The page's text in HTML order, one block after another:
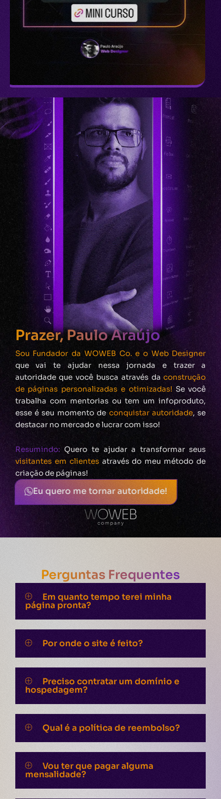
Prazer, Paulo Araújo
Sou Fundador da WOWEB Co. e o Web Designer
que vai te ajudar nessa jornada e trazer a
autoridade que você busca através daconstrução
de páginas personalizadas e otimizadas!Se você
trabalha com mentorias ou tem um infoproduto,
esse é seu momento de conquistar autoridade, se
destacar no mercado e lucrar com isso!
Resumindo: Quero te ajudar a transformar seus
visitantes em clientesatravés do meu método de
criação de páginas!
Eu quero me tornar autoridade!
Perguntas Frequentes
Em quanto tempo terei minha
página pronta?
Por onde o site é feito?
Preciso contratar um domínio e
hospedagem?
Qual é a política de reembolso?
Vou ter que pagar alguma
mensalidade?